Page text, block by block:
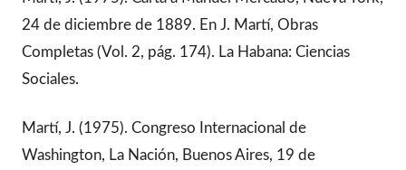
24 de diciembre de 1889. En J. Martí, Obras
Completas (Vol. 2, pág. 174). La Habana: Ciencias
Sociales.
Martí, J. (1975). Congreso Internacional de
Washington, La Nación, Buenos Aires, 19 de